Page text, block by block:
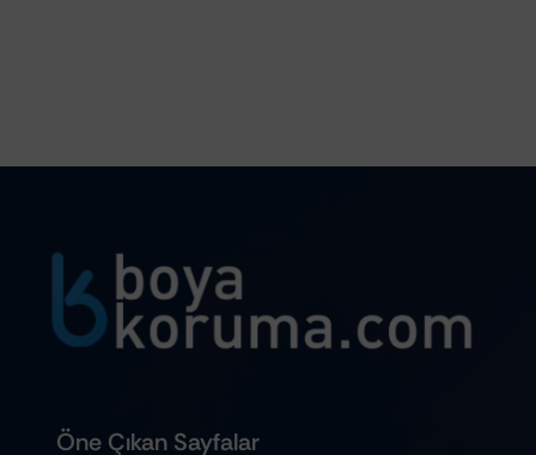
Öne Çıkan Sayfalar